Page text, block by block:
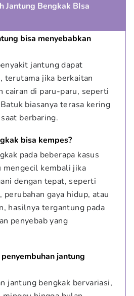
Jantung Bengkak BIsa
bisa menyebabkan
jantung dapat
terutama jika berkaitan
cairan di paru-paru, seperti
biasanya terasa kering
berbaring.
bisa kempes?
pada beberapa kasus
mengecil kembali jika
dengan tepat, seperti
gaya hidup, atau
hasilnya tergantung pada
penyebab yang
jantung
jantung bengkak bervariasi,